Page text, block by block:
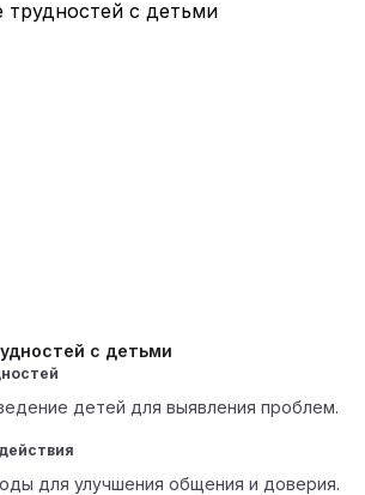
с детьми
детей для выявления проблем.
для улучшения общения и доверия.